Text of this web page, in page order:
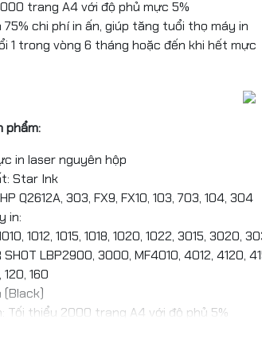
trang A4 với độ phủ mực 5%
75% chi phí in ấn, giúp tăng tuổi thọ máy in
1 trong vòng 6 tháng hoặc đến khi hết mực
phẩm:
in laser nguyên hộp
Star Ink
Q2612A, 303, FX9, FX10, 103, 703, 104, 304
in:
1012, 1015, 1018, 1020, 1022, 3015, 3020,
SHOT LBP2900, 3000, MF4010, 4012,
120, 160
(Black)
Tối thiểu 2000 trang A4 với độ phủ 5%